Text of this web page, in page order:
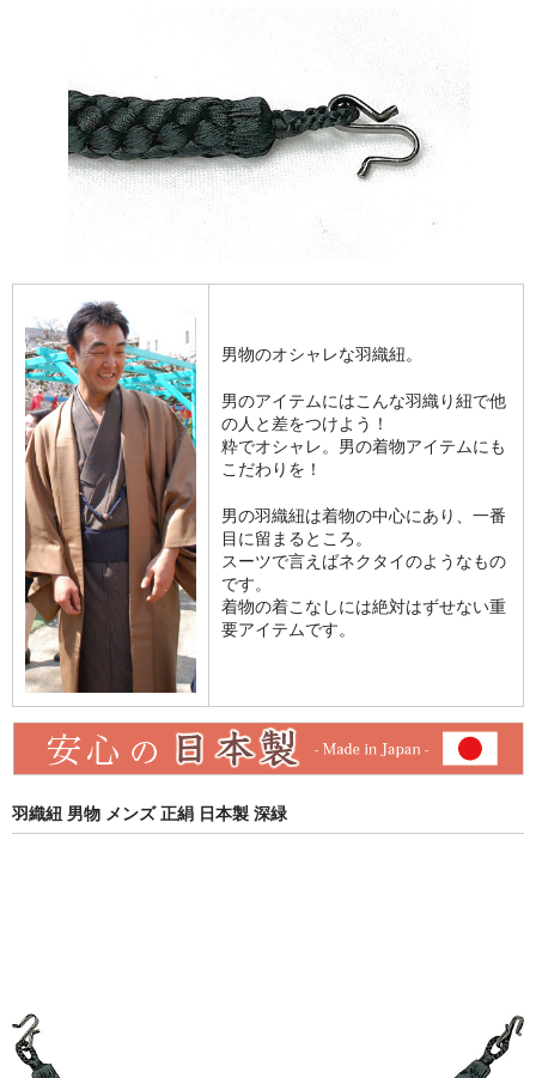
男物のオシャレな羽織紐。
男のアイテムにはこんな羽織り紐で他
の人と差をつけよう！
粋でオシャレ。男の着物アイテムにも
こだわりを！
男の羽織紐は着物の中心にあり、一番
目に留まるところ。
スーツで言えばネクタイのようなもの
です。
着物の着こなしには絶対はずせない重
要アイテムです。
羽織紐 男物 メンズ 正絹 日本製 深緑